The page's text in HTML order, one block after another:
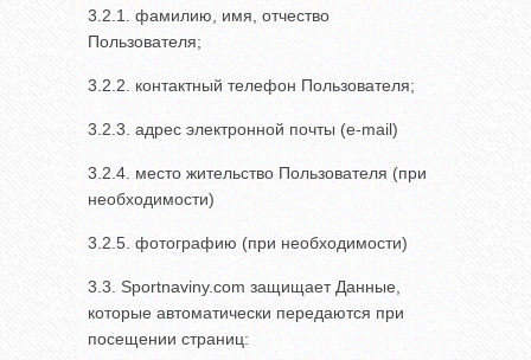
3.2.1. фамилию, имя, отчество
Пользователя;
3.2.2. контактный телефон Пользователя;
3.2.3. адрес электронной почты (e-mail)
3.2.4. место жительство Пользователя (при
необходимости)
3.2.5. фотографию (при необходимости)
3.3. Sportnaviny.com защищает Данные,
которые автоматически передаются при
посещении страниц: